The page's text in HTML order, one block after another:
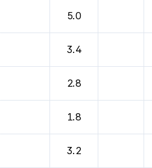
5.0
3.4
2.8
1.8
3.2